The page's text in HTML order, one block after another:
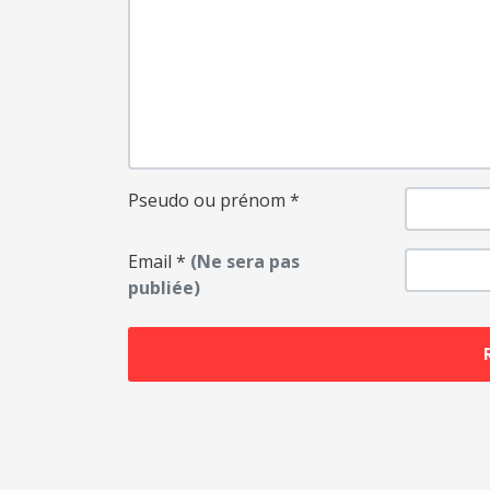
Pseudo ou prénom *
Email * (Ne sera pas
publiée)